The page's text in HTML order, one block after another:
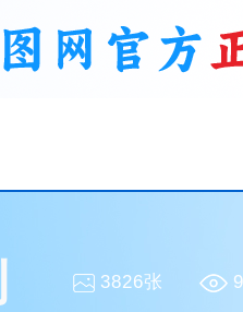
3826张